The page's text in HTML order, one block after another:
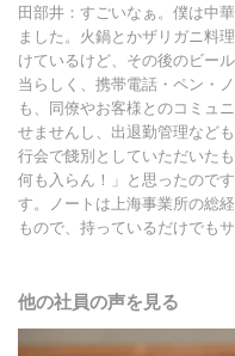
田部井：すごいなぁ。僕は中
ました。火鍋とかザリガニ料
けているけど、その後のビー
当らしく、携帯電話・ペン・
も、同僚やお客様とのコミュ
せませんし、出退勤管理など
行会で餞別としていただいた
何も入らん！」と思ったので
す。ノートは上海事業所の総
もので、持っているだけでも
他の社員の声を見る